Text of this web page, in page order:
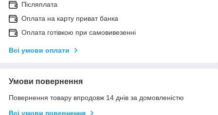
Післяплата
Оплата на карту приват банка
Оплата готівкою при самовивезенні
Всі умови оплати
Умови повернення
Повернення товару впродовж 14 днів за домовленістю
Всі умови повернення